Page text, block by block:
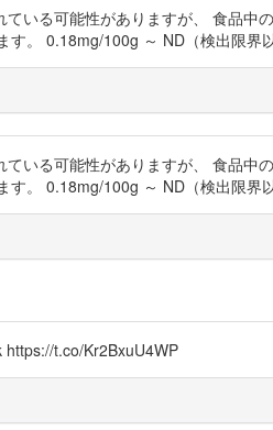
いる可能性がありますが、 食品中
。 0.18mg/100g ～ ND（検出限
いる可能性がありますが、 食品中
。 0.18mg/100g ～ ND（検出限
t.co/Kr2BxuU4WP